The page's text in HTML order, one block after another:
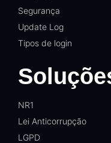
Segurança
Update Log
Tipos de login
NR1
Lei Anticorrupção
LGPD